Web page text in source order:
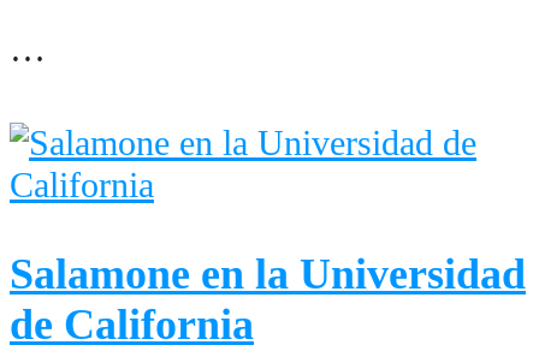
…
Salamone en la Universidad
de California